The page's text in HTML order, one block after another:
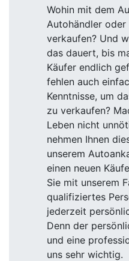
Wohin mit dem
Autohändler
verkaufen? Und
das dauert, bis
Käufer endlich
fehlen auch
Kenntnisse, um
zu verkaufen?
Leben nicht
nehmen Ihnen
unserem
einen neuen
Sie mit unserem
qualifiziertes
jederzeit
Denn der
und eine
uns sehr wichtig.